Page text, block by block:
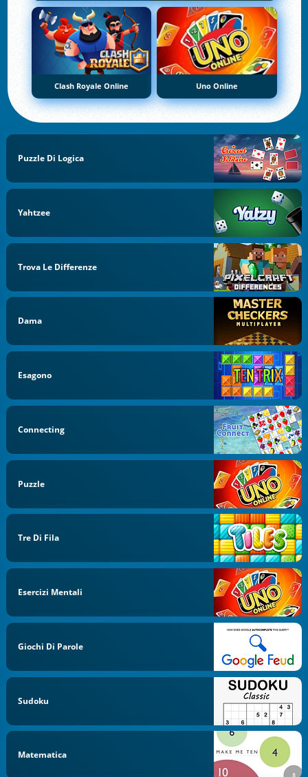
Clash Royale Online Uno Online
Puzzle Di Logica
Yahtzee
Trova Le Differenze
Dama
Esagono
Connecting
Puzzle
Tre Di Fila
Esercizi Mentali
Giochi Di Parole
Sudoku
Matematica